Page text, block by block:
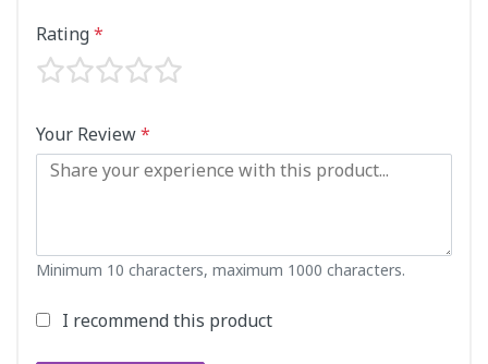
Rating*
Your Review*
Minimum 10 characters, maximum 1000 characters.
I recommend this product